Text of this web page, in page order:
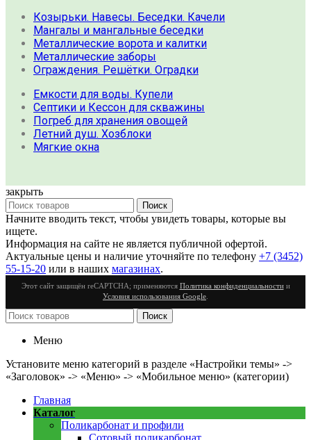
Козырьки. Навесы. Беседки. Качели
Мангалы и мангальные беседки
Металлические ворота и калитки
Металлические заборы
Ограждения. Решётки. Оградки
Емкости для воды. Купели
Септики и Кессон для скважины
Погреб для хранения овощей
Летний душ. Хозблоки
Мягкие окна
закрыть
Поиск
Начните вводить текст, чтобы увидеть товары, которые вы
ищете.
Информация на сайте не является публичной офертой.
Актуальные цены и наличие уточняйте по телефону +7 (3452)
55-15-20 или в наших магазинах.
Этот сайт защищён reCAPTCHA; применяются Политика конфиденциальностии
Условия использования Google
Поиск
Меню
Установите меню категорий в разделе «Настройки темы» ->
«Заголовок» -> «Меню» -> «Мобильное меню» (категории)
Главная
Каталог
Поликарбонат и профили
Сотовый поликарбонат